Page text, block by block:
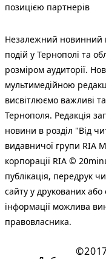
позицією партнерів
Незалежний новинний
подій у Тернополі та
розміром аудиторії.
мультимедійною
висвітлюємо важливі
Тернополя. Редакція
новини в розділ "Від
видавничої групи RIA
корпорації RIA ©
публiкацiя, передрук
сайту у друкованих
інформації можлива
правовласника.